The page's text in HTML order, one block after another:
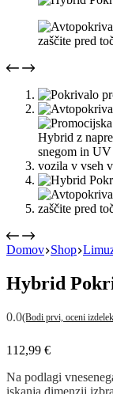
Domov Shop
Hybrid
0.0(Bodi prvi, oceni
112,99 €
Na podlagi
iskanja dimenzij